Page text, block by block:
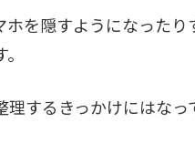
を隠すようになった
するきっかけにはな